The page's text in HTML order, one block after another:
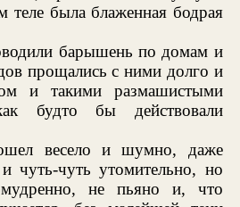
теле была блаженная бодрая
барышень по домам и
прощались с ними долго и
и такими размашистыми
будто бы действовали
весело и шумно, даже
чуть-чуть утомительно, но
не пьяно и, что